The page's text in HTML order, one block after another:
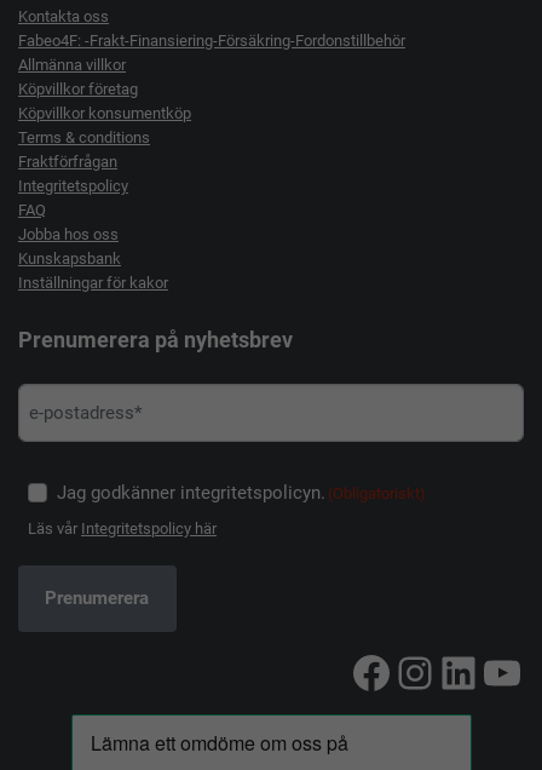
Kontakta oss
Fabeo4F: -Frakt-Finansiering-Försäkring-Fordonstillbehör
Allmänna villkor
Köpvillkor företag
Köpvillkor konsumentköp
Terms & conditions
Fraktförfrågan
Integritetspolicy
FAQ
Jobba hos oss
Kunskapsbank
Inställningar för kakor
Prenumerera på nyhetsbrev
Jag godkänner integritetspolicyn. (Obligatoriskt)
Läs vår Integritetspolicy här
Facebook